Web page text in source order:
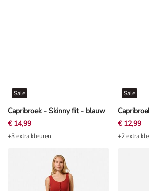
Capribroek - Skinny fit - blauw
Sale
€ 14,99
+3 extra kleuren
Sale
€ 12,99
+2 extra